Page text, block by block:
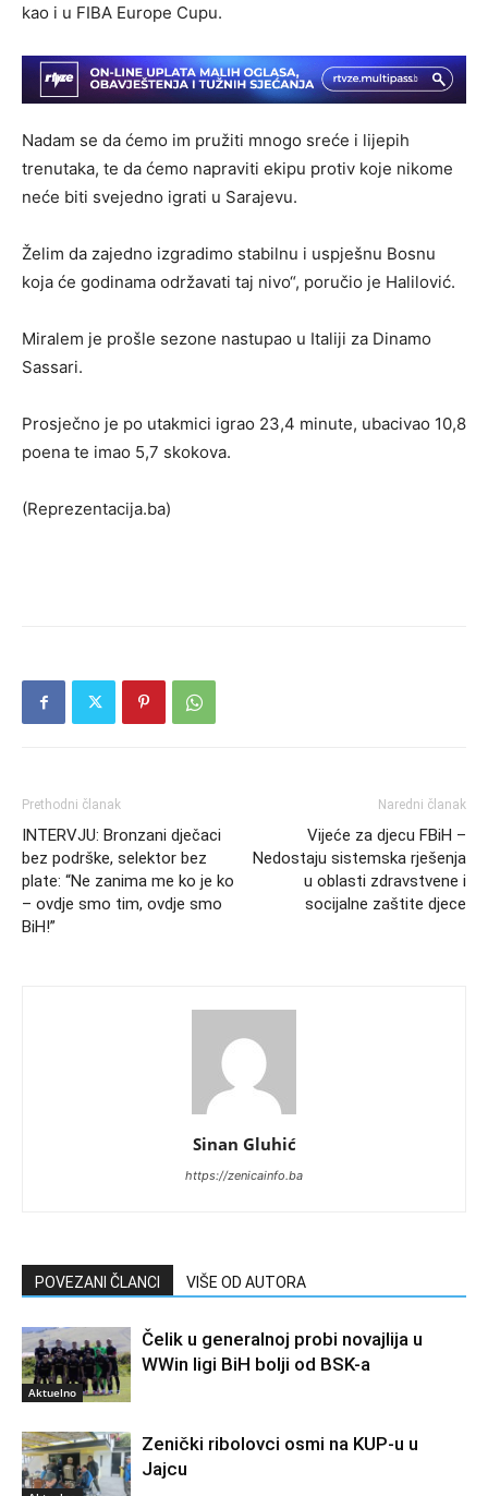
kao i u FIBA Europe Cupu.
Nadam se da ćemo im pružiti mnogo sreće i lijepih
trenutaka, te da ćemo napraviti ekipu protiv koje nikome
neće biti svejedno igrati u Sarajevu.
Želim da zajedno izgradimo stabilnu i uspješnu Bosnu
koja će godinama održavati taj nivo“, poručio je Halilović.
Miralem je prošle sezone nastupao u Italiji za Dinamo
Sassari.
Prosječno je po utakmici igrao 23,4 minute, ubacivao 10,8
poena te imao 5,7 skokova.
(Reprezentacija.ba)
Prethodni članak
INTERVJU: Bronzani dječaci
bez podrške, selektor bez
plate: “Ne zanima me ko je ko
– ovdje smo tim, ovdje smo
BiH!”
Naredni članak
Vijeće za djecu FBiH –
Nedostaju sistemska rješenja
u oblasti zdravstvene i
socijalne zaštite djece
Sinan Gluhić
https://zenicainfo.ba
POVEZANI ČLANCI VIŠE OD AUTORA
Aktuelno
Čelik u generalnoj probi novajlija u
WWin ligi BiH bolji od BSK-a
Zenički ribolovci osmi na KUP-u u
Jajcu